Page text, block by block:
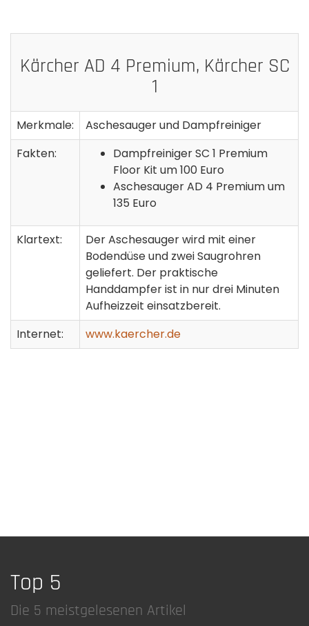
Kärcher AD 4 Premium, Kärcher SC
1
Merkmale:
Aschesauger und Dampfreiniger
Fakten:
Dampfreiniger SC 1 Premium
Floor Kit um 100 Euro
Aschesauger AD 4 Premium um
135 Euro
Klartext:
Der Aschesauger wird mit einer
Bodendüse und zwei Saugrohren
geliefert. Der praktische
Handdampfer ist in nur drei Minuten
Aufheizzeit einsatzbereit.
Internet:
www.kaercher.de
Top 5
Die 5 meistgelesenen Artikel